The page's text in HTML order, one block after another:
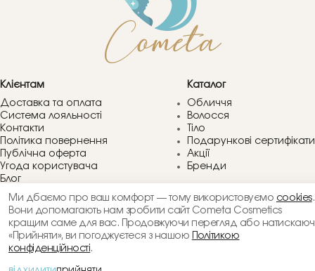
Клієнтам
Доставка та оплата
Система лояльності
Контакти
Політика повернення
Публічна оферта
Угода користувача
Блог
Питання та відповіді
Каталог
Обличчя
Волосся
Тіло
Подарункові сертифікати
Акції
Бренди
Компанія
Філософія Cometa Cosmetic
Контакти
Блог
+38066 413 83 60
lviv.cometa@gmail.com
Ми дбаємо про ваш комфорт — тому використовуємо cookies.
Вони допомагають нам зробити сайт Cometa Cosmetics
кращим саме для вас. Продовжуючи перегляд або
«Прийняти», ви погоджуєтеся з нашою
Політикою
конфіденційності.